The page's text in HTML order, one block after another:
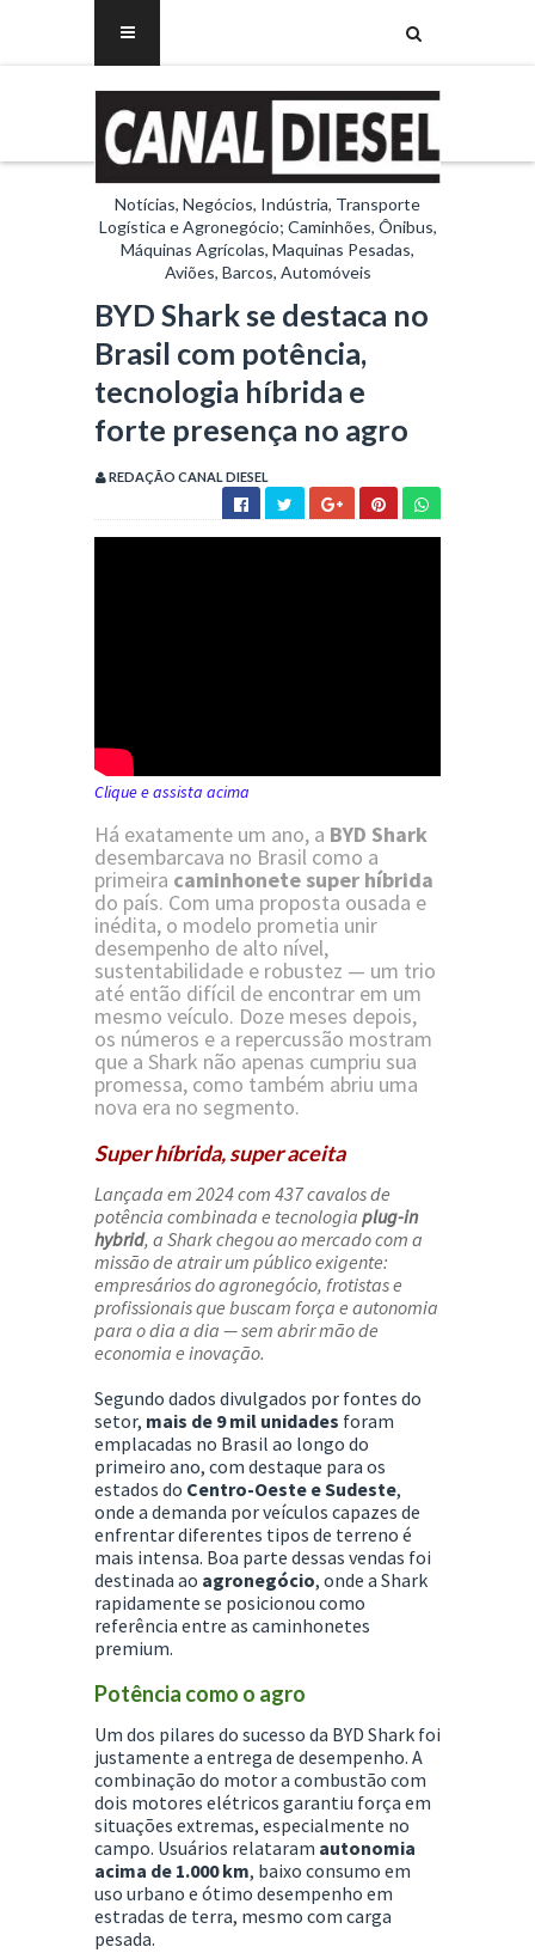
Notícias, Negócios, Indústria, Transporte
Logística e Agronegócio; Caminhões, Ônibus,
Máquinas Agrícolas, Maquinas Pesadas,
Aviões, Barcos, Automóveis
BYD Shark se destaca no
Brasil com potência,
tecnologia híbrida e
forte presença no agro
REDAÇÃO CANAL DIESEL
Clique e assista acima
Há exatamente um ano, a BYD Shark
desembarcava no Brasil como a
primeira caminhonete super híbrida
do país. Com uma proposta ousada e
inédita, o modelo prometia unir
desempenho de alto nível,
sustentabilidade e robustez — um trio
até então difícil de encontrar em um
mesmo veículo. Doze meses depois,
os números e a repercussão mostram
que a Shark não apenas cumpriu sua
promessa, como também abriu uma
nova era no segmento.
Super híbrida, super aceita
Lançada em 2024 com 437 cavalos de
potência combinada e tecnologia plug-in
hybrid, a Shark chegou ao mercado com a
missão de atrair um público exigente:
empresários do agronegócio, frotistas e
profissionais que buscam força e autonomia
para o dia a dia — sem abrir mão de
economia e inovação.
Segundo dados divulgados por fontes do
setor, mais de 9 mil unidades foram
emplacadas no Brasil ao longo do
primeiro ano, com destaque para os
estados do Centro-Oeste e Sudeste,
onde a demanda por veículos capazes de
enfrentar diferentes tipos de terreno é
mais intensa. Boa parte dessas vendas foi
destinada ao agronegócio, onde a Shark
rapidamente se posicionou como
referência entre as caminhonetes
premium.
Potência como o agro
Um dos pilares do sucesso da BYD Shark foi
justamente a entrega de desempenho. A
combinação do motor a combustão com
dois motores elétricos garantiu força em
situações extremas, especialmente no
campo. Usuários relataram autonomia
acima de 1.000 km, baixo consumo em
uso urbano e ótimo desempenho em
estradas de terra, mesmo com carga
pesada.